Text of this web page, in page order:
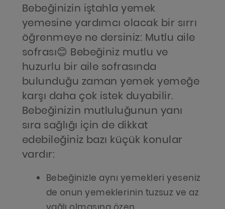
Bebeğinizin iştahla yemek
yemesine yardımcı olacak bir sırrı
öğrenmeye ne dersiniz: Mutlu aile
sofrası😊 Bebeğiniz mutlu ve
huzurlu bir aile sofrasında
bulunduğu zaman yemek yemeğe
karşı daha çok istek duyabilir.
Bebeğinizin mutluluğunun yanı
sıra sağlığı için de dikkat
edebileğiniz bazı küçük konular
vardır:
Bebeğinizle aynı yemekleri yeseniz
de onun yemeklerinin tuzsuz ve az